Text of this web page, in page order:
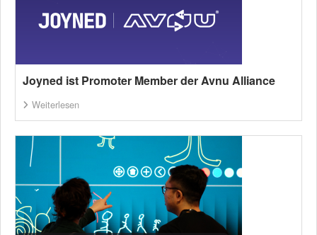
Joyned ist Promoter Member der Avnu Alliance
Weiterlesen